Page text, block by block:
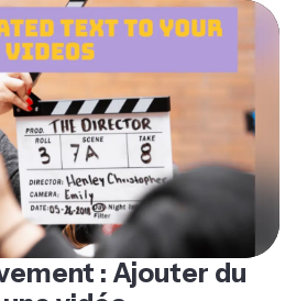
: Ajouter du
vidéo